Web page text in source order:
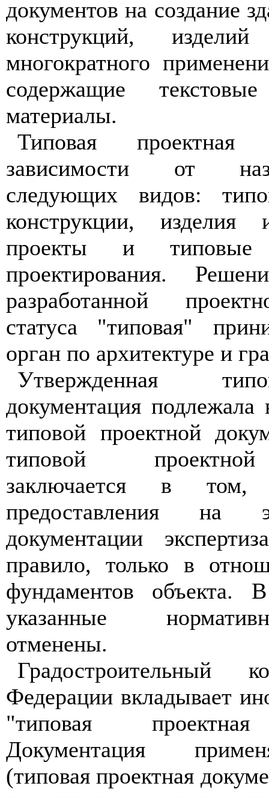
документов на создание
конструкций,
многократного
содержащие
материалы.
Типовая проектная
зависимости от
следующих видов:
конструкции,
проекты и типовые
проектирования.
разработанной
статуса "типовая"
орган по архитектуре и
Утвержденная
документация
типовой проектной
типовой
заключается в
предоставления на
документации
правило, только в
фундаментов объекта.
указанные
отменены.
Градостроительный
Федерации вкладывает
"типовая
Документация
(типовая проектная